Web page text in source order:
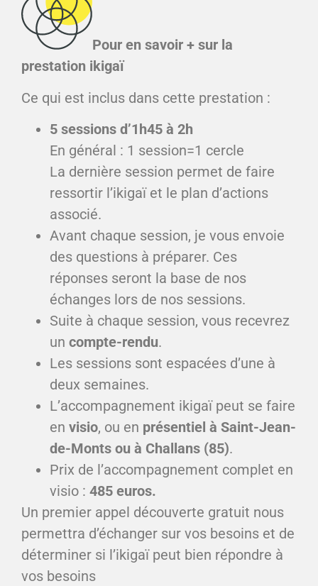
Pour en savoir + sur la
prestation ikigaï
Ce qui est inclus dans cette prestation :
5 sessions d’1h45 à 2h
En général : 1 session=1 cercle
La dernière session permet de faire
ressortir l’ikigaï et le plan d’actions
associé.
Avant chaque session, je vous envoie
des questions à préparer. Ces
réponses seront la base de nos
échanges lors de nos sessions.
Suite à chaque session, vous recevrez
un compte-rendu.
Les sessions sont espacées d’une à
deux semaines.
L’accompagnement ikigaï peut se faire
en visio, ou en présentiel à Saint-Jean-
de-Monts ou à Challans (85).
Prix de l’accompagnement complet en
visio : 485 euros.
Un premier appel découverte gratuit nous
permettra d’échanger sur vos besoins et de
déterminer si l’ikigaï peut bien répondre à
vos besoins